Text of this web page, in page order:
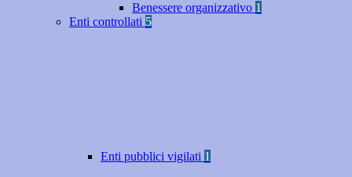
Benessere organizzativo 1
Enti controllati 5
Enti pubblici vigilati 1